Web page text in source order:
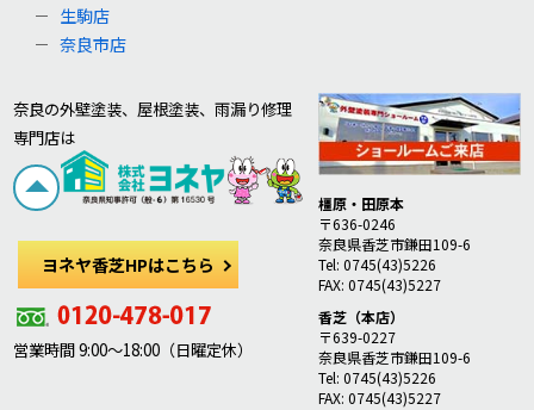
生駒店
奈良市店
奈良の外壁塗装、屋根塗装、雨漏り修理
専門店は
ヨネヤ香芝HPはこちら
営業時間 9:00～18:00（日曜定休）
橿原・田原本
〒636-0246
奈良県香芝市鎌田109-6
Tel: 0745(43)5226
FAX: 0745(43)5227
香芝（本店）
〒639-0227
奈良県香芝市鎌田109-6
Tel: 0745(43)5226
FAX: 0745(43)5227